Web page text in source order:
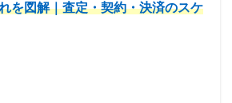
を図解｜査定・契約・決済のスケ